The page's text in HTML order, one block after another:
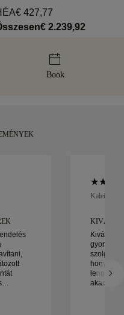
€ 427,77
€ 2.239,92
Ön háza elé. Minden
elkerüljük a szállítással
szolgáltatást veszünk
Részletek a
60 napon belül
améretezési
érkezik, elegánsan
Book
Kaleida
KIVÁLÓ
Kiváló ár,
gyorsan
hogy az
lenne az
akartunk